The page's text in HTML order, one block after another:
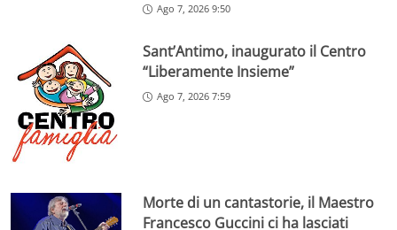
Ago 7, 2026 9:50
Sant’Antimo, inaugurato il Centro
“Liberamente Insieme”
Ago 7, 2026 7:59
Morte di un cantastorie, il Maestro
Francesco Guccini ci ha lasciati